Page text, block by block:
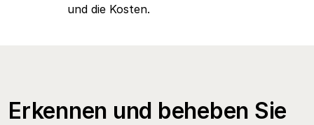
und die Kosten.
Erkennen und beheben Sie